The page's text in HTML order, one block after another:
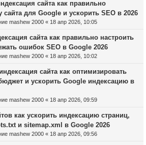
сайта как правильно
сайта для Google и ускорить SEO в 2026
mashew 2000 « 18 апр 2026, 10:05
сайта как правильно настроить
ошибок SEO в Google 2026
mashew 2000 « 18 апр 2026, 10:02
сайта как оптимизировать
и ускорить Google индексацию в
mashew 2000 « 18 апр 2026, 09:59
как ускорить индексацию страниц,
и sitemap.xml в Google 2026
mashew 2000 « 18 апр 2026, 09:56